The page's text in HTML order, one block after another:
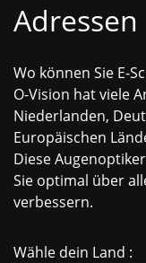
Adressen
Wo können Sie E-
O-Vision hat viele
Niederlanden,
Europäischen
Diese
Sie optimal über
verbessern.
Wähle dein Land :